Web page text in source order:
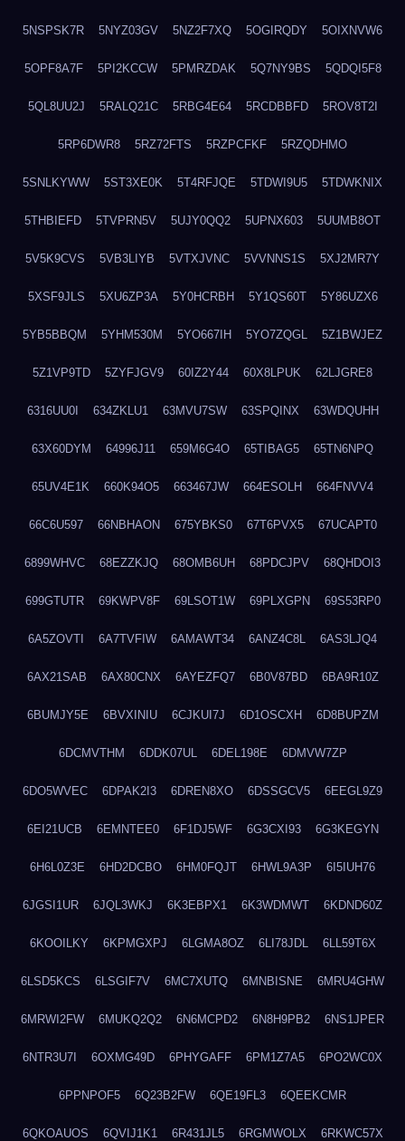
5NSPSK7R 5NYZ03GV 5NZ2F7XQ 5OGIRQDY 5OIXNVW6
5OPF8A7F 5PI2KCCW 5PMRZDAK 5Q7NY9BS 5QDQI5F8
5QL8UU2J 5RALQ21C 5RBG4E64 5RCDBBFD 5ROV8T2I
5RP6DWR8 5RZ72FTS 5RZPCFKF 5RZQDHMO
5SNLKYWW 5ST3XE0K 5T4RFJQE 5TDWI9U5 5TDWKNIX
5THBIEFD 5TVPRN5V 5UJY0QQ2 5UPNX603 5UUMB8OT
5V5K9CVS 5VB3LIYB 5VTXJVNC 5VVNNS1S 5XJ2MR7Y
5XSF9JLS 5XU6ZP3A 5Y0HCRBH 5Y1QS60T 5Y86UZX6
5YB5BBQM 5YHM530M 5YO667IH 5YO7ZQGL 5Z1BWJEZ
5Z1VP9TD 5ZYFJGV9 60IZ2Y44 60X8LPUK 62LJGRE8
6316UU0I 634ZKLU1 63MVU7SW 63SPQINX 63WDQUHH
63X60DYM 64996J11 659M6G4O 65TIBAG5 65TN6NPQ
65UV4E1K 660K94O5 663467JW 664ESOLH 664FNVV4
66C6U597 66NBHAON 675YBKS0 67T6PVX5 67UCAPT0
6899WHVC 68EZZKJQ 68OMB6UH 68PDCJPV 68QHDOI3
699GTUTR 69KWPV8F 69LSOT1W 69PLXGPN 69S53RP0
6A5ZOVTI 6A7TVFIW 6AMAWT34 6ANZ4C8L 6AS3LJQ4
6AX21SAB 6AX80CNX 6AYEZFQ7 6B0V87BD 6BA9R10Z
6BUMJY5E 6BVXINIU 6CJKUI7J 6D1OSCXH 6D8BUPZM
6DCMVTHM 6DDK07UL 6DEL198E 6DMVW7ZP
6DO5WVEC 6DPAK2I3 6DREN8XO 6DSSGCV5 6EEGL9Z9
6EI21UCB 6EMNTEE0 6F1DJ5WF 6G3CXI93 6G3KEGYN
6H6L0Z3E 6HD2DCBO 6HM0FQJT 6HWL9A3P 6I5IUH76
6JGSI1UR 6JQL3WKJ 6K3EBPX1 6K3WDMWT 6KDND60Z
6KOOILKY 6KPMGXPJ 6LGMA8OZ 6LI78JDL 6LL59T6X
6LSD5KCS 6LSGIF7V 6MC7XUTQ 6MNBISNE 6MRU4GHW
6MRWI2FW 6MUKQ2Q2 6N6MCPD2 6N8H9PB2 6NS1JPER
6NTR3U7I 6OXMG49D 6PHYGAFF 6PM1Z7A5 6PO2WC0X
6PPNPOF5 6Q23B2FW 6QE19FL3 6QEEKCMR
6QKOAUOS 6QVIJ1K1 6R431JL5 6RGMWOLX 6RKWC57X